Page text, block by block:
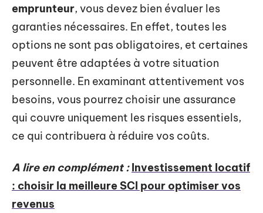
emprunteur, vous devez bien évaluer les
garanties nécessaires. En effet, toutes les
options ne sont pas obligatoires, et certaines
peuvent être adaptées à votre situation
personnelle. En examinant attentivement vos
besoins, vous pourrez choisir une assurance
qui couvre uniquement les risques essentiels,
ce qui contribuera à réduire vos coûts.
A lire en complément : Investissement locatif
: choisir la meilleure SCI pour optimiser vos
revenus